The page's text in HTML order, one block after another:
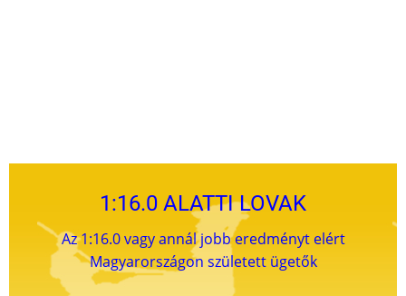
1:16.0 ALATTI LOVAK
Az 1:16.0 vagy annál jobb eredményt elért
Magyarországon született ügetők